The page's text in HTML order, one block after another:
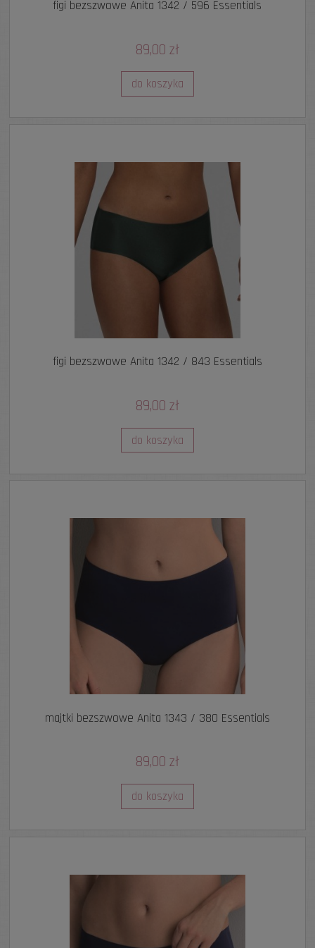
figi bezszwowe Anita 1342 / 596 Essentials
89,00 zł
do koszyka
figi bezszwowe Anita 1342 / 843 Essentials
89,00 zł
do koszyka
majtki bezszwowe Anita 1343 / 380 Essentials
89,00 zł
do koszyka